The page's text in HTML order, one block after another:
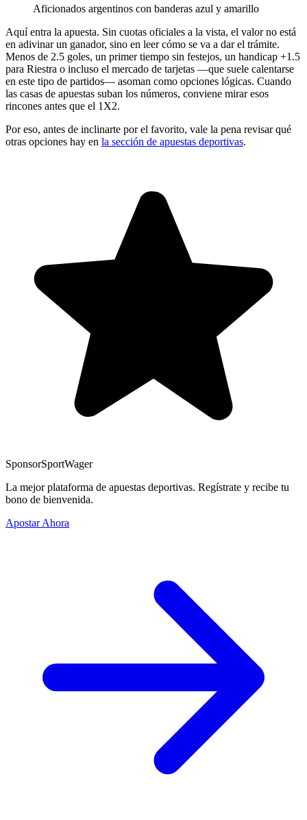
Aficionados argentinos con banderas azul y amarillo
Aquí entra la apuesta. Sin cuotas oficiales a la vista, el valor no está
en adivinar un ganador, sino en leer cómo se va a dar el trámite.
Menos de 2.5 goles, un primer tiempo sin festejos, un handicap +1.5
para Riestra o incluso el mercado de tarjetas —que suele calentarse
en este tipo de partidos— asoman como opciones lógicas. Cuando
las casas de apuestas suban los números, conviene mirar esos
rincones antes que el 1X2.
Por eso, antes de inclinarte por el favorito, vale la pena revisar qué
otras opciones hay en la sección de apuestas deportivas.
SponsorSportWager
La mejor plataforma de apuestas deportivas. Regístrate y recibe tu
bono de bienvenida.
Apostar Ahora